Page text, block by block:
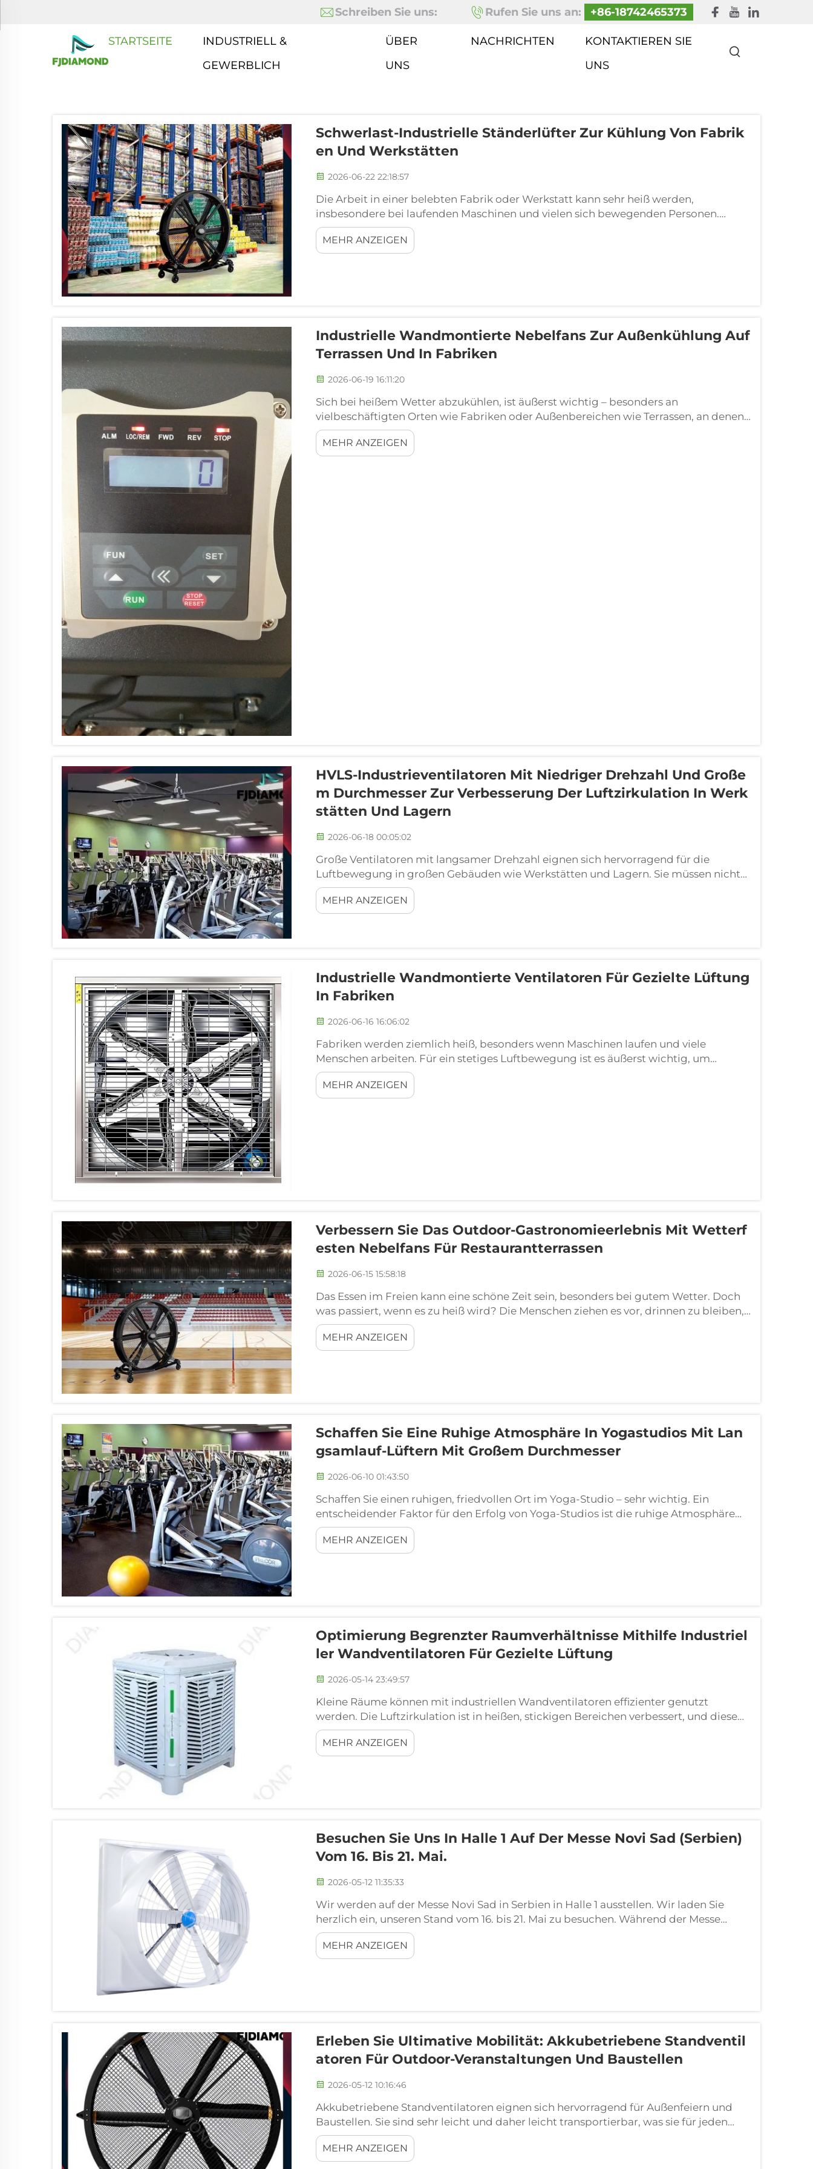
Schreiben Sie uns: Rufen Sie uns an: +86-18742465373
STARTSEITE
INDUSTRIELL &
GEWERBLICH
ÜBER
UNS
NACHRICHTEN
KONTAKTIEREN SIE
UNS
Schwerlast-Industrielle Ständerlüfter Zur Kühlung Von Fabrik
En Und Werkstätten
2026-06-22 22:18:57
Die Arbeit in einer belebten Fabrik oder Werkstatt kann sehr heiß werden,
insbesondere bei laufenden Maschinen und vielen sich bewegenden Personen.
Manchmal ist es dort wie in einem großen Ofen! Um die Bedingungen zu verbessern
und Mitarbeiter komfortabel sowie sicher zu halten, benötigen wir leistungsstarke
Lüfter, die große Luftmengen bewegen...
MEHR ANZEIGEN
Industrielle Wandmontierte Nebelfans Zur Außenkühlung Auf
Terrassen Und In Fabriken
2026-06-19 16:11:20
Sich bei heißem Wetter abzukühlen, ist äußerst wichtig – besonders an
vielbeschäftigten Orten wie Fabriken oder Außenbereichen wie Terrassen, an denen
Menschen arbeiten oder sich entspannen. Die Sonne brennt herab, und die
Temperaturen werden schnell unangenehm. Hier kommen spezielle Ventilatoren ins
Spiel. Diese sind keine gewöhnlichen …
MEHR ANZEIGEN
HVLS-Industrieventilatoren Mit Niedriger Drehzahl Und Große
M Durchmesser Zur Verbesserung Der Luftzirkulation In Werk
Stätten Und Lagern
2026-06-18 00:05:02
Große Ventilatoren mit langsamer Drehzahl eignen sich hervorragend für die
Luftbewegung in großen Gebäuden wie Werkstätten und Lagern. Sie müssen nicht
extrem schnell laufen, um ihre Aufgabe zu erfüllen. Das bedeutet, dass sie weniger
Energie verbrauchen und leiser sind als kleine, schnelle Ventilatoren. Stellen Sie sich
eine große, sanfte Luftwelle vor, ...
MEHR ANZEIGEN
Industrielle Wandmontierte Ventilatoren Für Gezielte Lüftung
In Fabriken
2026-06-16 16:06:02
Fabriken werden ziemlich heiß, besonders wenn Maschinen laufen und viele
Menschen arbeiten. Für ein stetiges Luftbewegung ist es äußerst wichtig, um
sicherzustellen, dass sich alle wohl fühlen und produktiv bleiben. Genau hier
kommen diese speziellen Wandventilatoren ins Spiel. Statt einer ...
MEHR ANZEIGEN
Verbessern Sie Das Outdoor-Gastronomieerlebnis Mit Wetterf
Esten Nebelfans Für Restaurantterrassen
2026-06-15 15:58:18
Das Essen im Freien kann eine schöne Zeit sein, besonders bei gutem Wetter. Doch
was passiert, wenn es zu heiß wird? Die Menschen ziehen es vor, drinnen zu bleiben,
anstatt die frische Luft zu genießen. Hier kommen wetterfeste Nebelfans ins Spiel.
Diese speziellen Ventilatoren kühlen Außenbereiche wie ...
MEHR ANZEIGEN
Schaffen Sie Eine Ruhige Atmosphäre In Yogastudios Mit Lan
Gsamlauf-Lüftern Mit Großem Durchmesser
2026-06-10 01:43:50
Schaffen Sie einen ruhigen, friedvollen Ort im Yoga-Studio – sehr wichtig. Ein
entscheidender Faktor für den Erfolg von Yoga-Studios ist die ruhige Atmosphäre
innerhalb der Studios. Diese Studios bringen Gruppen von Yogapraktizierenden
zusammen, die nach einem friedlichen, entspannenden Raum suchen, um den Geist
zur Ruhe zu bringen und sich zu entspannen ...
MEHR ANZEIGEN
Optimierung Begrenzter Raumverhältnisse Mithilfe Industriel
Ler Wandventilatoren Für Gezielte Lüftung
2026-05-14 23:49:57
Kleine Räume können mit industriellen Wandventilatoren effizienter genutzt
werden. Die Luftzirkulation ist in heißen, stickigen Bereichen verbessert, und diese
Ventilatoren werden an der Wand montiert, wodurch wertvoller Bodenplatz
eingespart wird. Kleine Werkstätten, Garagen, Fabriken … Überall dort, wo Platz
knapp ist, zählt jeder Zentimeter! FJDIAMOND ...
MEHR ANZEIGEN
Besuchen Sie Uns In Halle 1 Auf Der Messe Novi Sad (Serbien)
Vom 16. Bis 21. Mai.
2026-05-12 11:35:33
Wir werden auf der Messe Novi Sad in Serbien in Halle 1 ausstellen. Wir laden Sie
herzlich ein, unseren Stand vom 16. bis 21. Mai zu besuchen. Während der Messe
präsentieren wir drei unserer Flaggschiff-Produkte, die alle über die IE5-Premium-
Wirkungsgradklasse verfügen...
MEHR ANZEIGEN
Erleben Sie Ultimative Mobilität: Akkubetriebene Standventil
Atoren Für Outdoor-Veranstaltungen Und Baustellen
2026-05-12 10:16:46
Akkubetriebene Standventilatoren eignen sich hervorragend für Außenfeiern und
Baustellen. Sie sind sehr leicht und daher leicht transportierbar, was sie für jeden
Standort geeignet macht, an dem Sie sie aufstellen. Ob Sie draußen bei einem
Picknick die sommerliche Sonne genießen oder...
MEHR ANZEIGEN